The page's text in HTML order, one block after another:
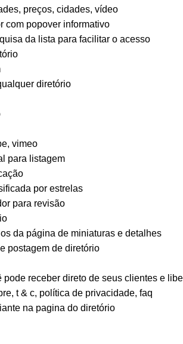
preços, cidades, vídeo
com popover informativo
da lista para facilitar o acesso
diretório
vimeo
para listagem
por estrelas
para revisão
da página de miniaturas e detalhes
postagem de diretório
pode receber direto de seus clientes e
t & c, política de privacidade, faq
na pagina do diretório